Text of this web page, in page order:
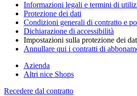
Informazioni legali e termini di
Protezione dei dati
Condizioni generali di contratto e
Dichiarazione di accessibilità
Impostazioni sulla protezione dei
Annullare qui i contratti di
Azienda
Altri nice Shops
Recedere dal contratto